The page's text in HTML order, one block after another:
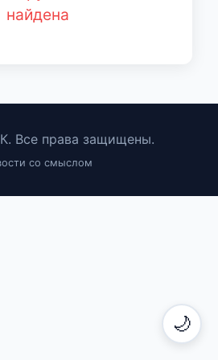
🌙
найдена
Все права защищены.
со смыслом